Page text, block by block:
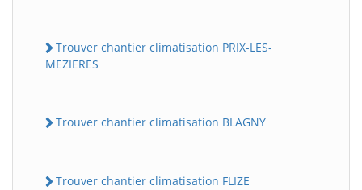
Trouver chantier climatisation PRIX-LES-
MEZIERES
Trouver chantier climatisation BLAGNY
Trouver chantier climatisation FLIZE